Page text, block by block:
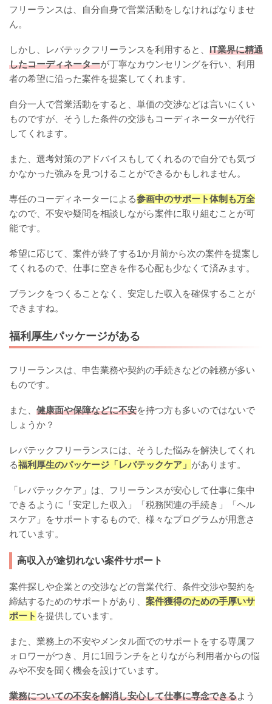
フリーランスは、自分自身で営業活動をしなければなりませ
ん。
しかし、レバテックフリーランスを利用すると、 IT業界に精通
したコーディネーターが丁寧なカウンセリングを行い、利用
者の希望に沿った案件を提案してくれます。
自分一人で営業活動をすると、単価の交渉などは言いにくい
ものですが、そうした条件の交渉もコーディネーターが代行
してくれます。
また、選考対策のアドバイスもしてくれるので自分でも気づ
かなかった強みを見つけることができるかもしれません。
専任のコーディネーターによる参画中のサポート体制も万全
なので、不安や疑問を相談しながら案件に取り組むことが可
能です。
希望に応じて、案件が終了する1か月前から次の案件を提案し
てくれるので、仕事に空きを作る心配も少なくて済みます。
ブランクをつくることなく、安定した収入を確保することが
できますね。
福利厚生パッケージがある
フリーランスは、申告業務や契約の手続きなどの雑務が多い
ものです。
また、 健康面や保障などに不安を持つ方も多いのではないで
しょうか？
レバテックフリーランスには、そうした悩みを解決してくれ
る福利厚生のパッケージ「レバテックケア」 があります。
「レバテックケア」は、フリーランスが安心して仕事に集中
できるように「安定した収入」「税務関連の手続き」「ヘル
スケア」をサポートするもので、様々なプログラムが用意さ
れています。
高収入が途切れない案件サポート
案件探しや企業との交渉などの営業代行、条件交渉や契約を
締結するためのサポートがあり、 案件獲得のための手厚いサ
ポート を提供しています。
また、業務上の不安やメンタル面でのサポートをする専属フ
ォロワーがつき、月に1回ランチをとりながら利用者からの悩
みや不安を聞く機会を設けています。
業務についての不安を解消し安心して仕事に専念できるよう